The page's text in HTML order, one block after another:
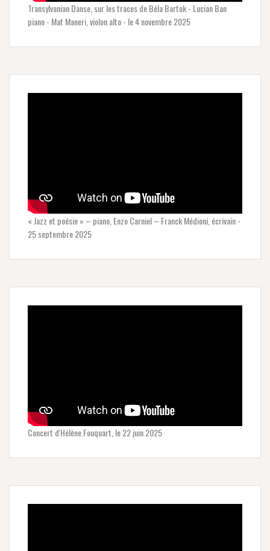
Transylvanian Danse, sur les traces de Béla Bartok - Lucian Ban
piano - Mat Maneri, violon alto - le 4 novembre 2025
« Jazz et poésie » – piano, Enzo Carniel – Franck Médioni, écrivain -
25 septembre 2025
Concert d'Hélène Fouquart, le 22 juin 2025